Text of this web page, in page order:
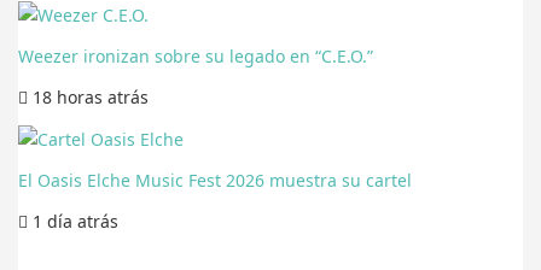
Weezer ironizan sobre su legado en “C.E.O.”
18 horas atrás
El Oasis Elche Music Fest 2026 muestra su cartel
1 día atrás